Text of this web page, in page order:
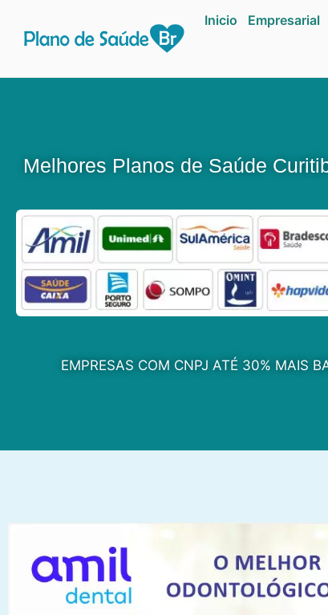
Inicio Empresarial
Melhores Planos de Saúde
EMPRESAS COM CNPJ ATÉ 30% MAIS